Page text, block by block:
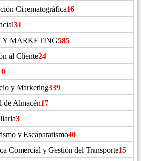
Cinematográfica16
31
Y MARKETING585
al Cliente24
y Marketing339
de Almacén17
3
y Escaparatismo40
Comercial y Gestión del Transporte15